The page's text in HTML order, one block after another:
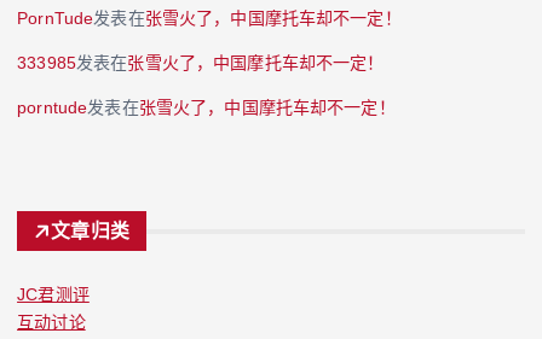
PornTude发表在张雪火了，中国摩托车却不一定！
333985发表在张雪火了，中国摩托车却不一定！
porntude发表在张雪火了，中国摩托车却不一定！
文章归类
JC君测评
互动讨论